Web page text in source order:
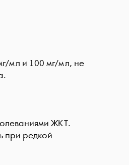
мл и 100 мг/мл, не
ЖКТ.
при редкой